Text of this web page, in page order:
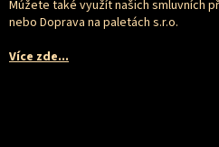
Múžete také využít našich smluvních
nebo Doprava na paletách s.r.o.
Více zde...